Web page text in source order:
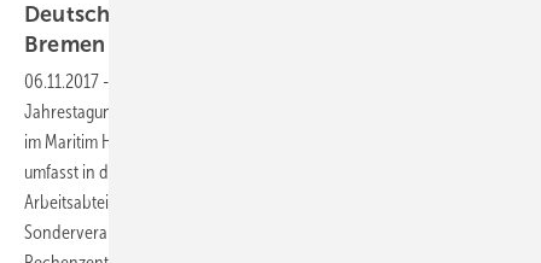
Deutsche Kälte- und Klimatagung 2017 in
Bremen
06.11.2017 -
Jahrestagung in Bremen zu Gast, und zwar vom 22. bis 24. November
im Maritim Hotel und Kongress-Zentrum. Das Vortragsprogramm
umfasst in diesem Jahr 117 Beträge an zwei Tagen in den fünf
Arbeitsabteilungen des DKV und 10 Vorträge in der
Sonderveranstaltung "Energieeffiziente Klimatisierung in